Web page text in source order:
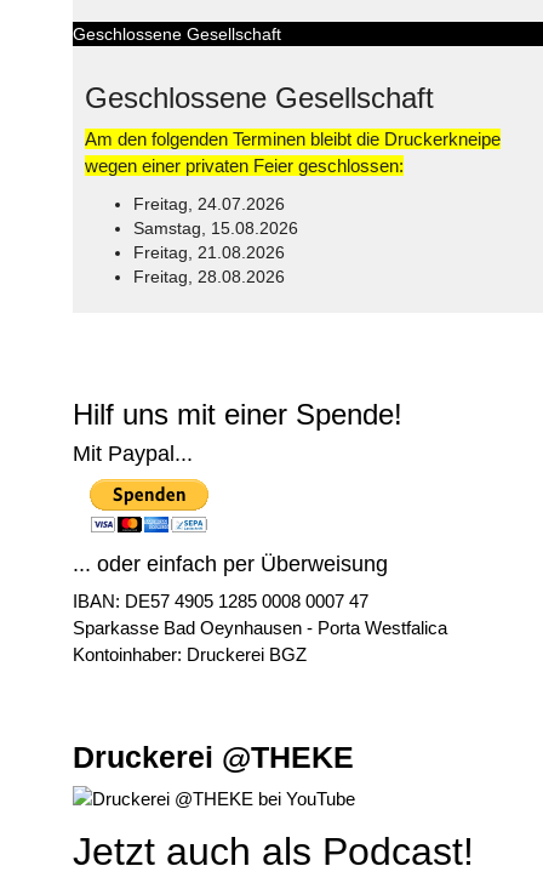
Geschlossene Gesellschaft
Geschlossene Gesellschaft
Am den folgenden Terminen bleibt die Druckerkneipe
wegen einer privaten Feier geschlossen:
Freitag, 24.07.2026
Samstag, 15.08.2026
Freitag, 21.08.2026
Freitag, 28.08.2026
Hilf uns mit einer Spende!
Mit Paypal...
... oder einfach per Überweisung
IBAN: DE57 4905 1285 0008 0007 47
Sparkasse Bad Oeynhausen - Porta Westfalica
Kontoinhaber: Druckerei BGZ
Druckerei @THEKE
Jetzt auch als Podcast!